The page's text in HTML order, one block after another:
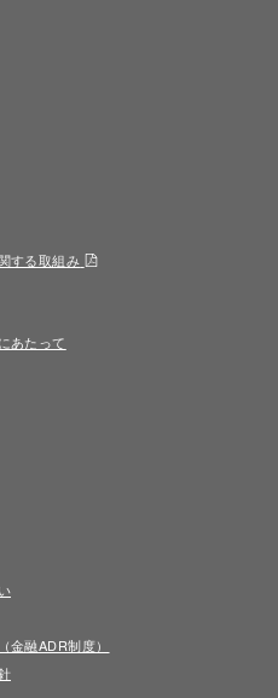
する取組み
あたって
融ADR制度）